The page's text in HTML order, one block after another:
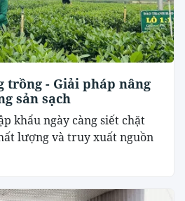
trồng - Giải pháp nâng
sản sạch
khẩu ngày càng siết chặt
lượng và truy xuất nguồn